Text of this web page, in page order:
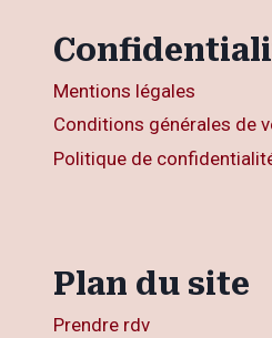
Mentions légales
Conditions générales de
Politique de
Plan du site
Prendre rdv